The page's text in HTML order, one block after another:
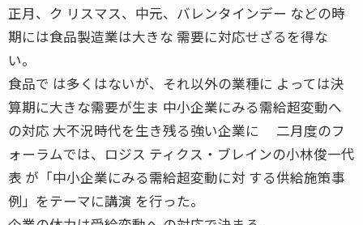
正月、ク リスマス、中元、バレンタインデー などの時
期には食品製造業は大きな 需要に対応せざるを得な
い。
食品で は多くはないが、それ以外の業種に よっては決
算期に大きな需要が生ま 中小企業にみる需給超変動へ
の対応 大不況時代を生き残る強い企業に 二月度のフ
ォーラムでは、ロジス ティクス・ブレインの小林俊一代
表 が「中小企業にみる需給超変動に対 する供給施策事
例」をテーマに講演 を行った。